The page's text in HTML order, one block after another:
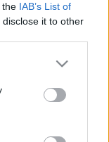
the IAB’s List of
it to other
or more Google
You may click to
party tags to
in below Google